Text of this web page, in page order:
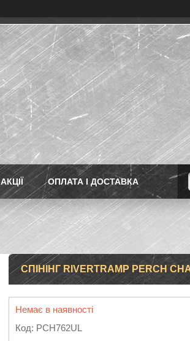
АКЦІЇ ОПЛАТА І ДОСТАВКА
СПІНІНГ RIVERTRAMP PERCH
Немає в наявності
Код: PCH762UL